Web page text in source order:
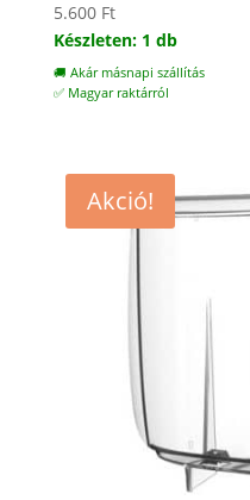
5.600 Ft
Készleten: 1 db
🚚 Akár másnapi szállítás
✅ Magyar raktárról
Akció!